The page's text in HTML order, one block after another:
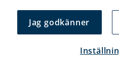
399,00 kr
Jag godkänner